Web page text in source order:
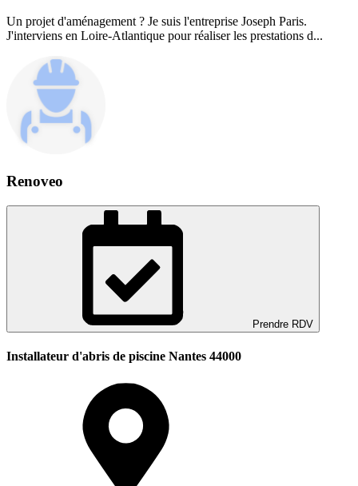
Un projet d'aménagement ? Je suis l'entreprise Joseph Paris.
J'interviens en Loire-Atlantique pour réaliser les prestations d...
Renoveo
Prendre RDV
Installateur d'abris de piscine Nantes 44000